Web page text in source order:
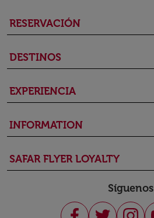
RESERVACIÓN
DESTINOS
EXPERIENCIA
INFORMATION
SAFAR FLYER LOYALTY
Síguenos